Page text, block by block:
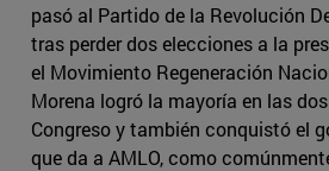
pasó al Partido de la Revolución
tras perder dos elecciones a la
el Movimiento Regeneración
Morena logró la mayoría en las
Congreso y también conquistó el
que da a AMLO, como